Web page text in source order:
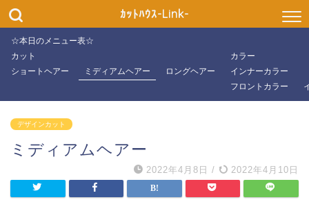
ｶｯﾄﾊｳｽ-Link-
☆本日のメニュー表☆
カット
ショートヘアー
ミディアムヘアー ロングヘアー
カラー
インナーカラー
フロントカラー
デザインカット
ミディアムヘアー
2022年4月8日 / 2022年4月10日
ミディアムスタイル
ツイストパーマ